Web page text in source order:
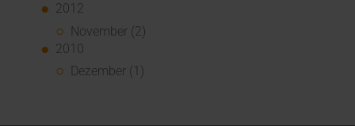
2012
November (2)
2010
Dezember (1)